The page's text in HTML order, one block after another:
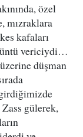
özel
mızraklara
kafaları
vericiydi…
düşman
gülerek,